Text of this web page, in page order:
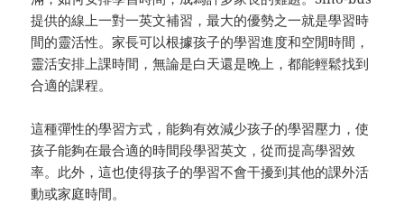
提供的線上一對一英文補習，最大的優勢之一就是學習時
間的靈活性。家長可以根據孩子的學習進度和空閒時間，
靈活安排上課時間，無論是白天還是晚上，都能輕鬆找到
合適的課程。
這種彈性的學習方式，能夠有效減少孩子的學習壓力，使
孩子能夠在最合適的時間段學習英文，從而提高學習效
率。此外，這也使得孩子的學習不會干擾到其他的課外活
動或家庭時間。